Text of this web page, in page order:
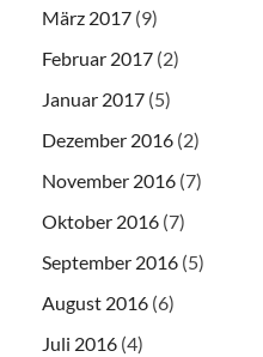
März 2017 (9)
Februar 2017 (2)
Januar 2017 (5)
Dezember 2016 (2)
November 2016 (7)
Oktober 2016 (7)
September 2016 (5)
August 2016 (6)
Juli 2016 (4)